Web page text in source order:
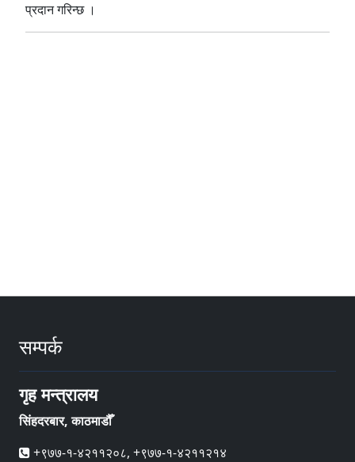
प्रदान गरिन्छ ।
सम्पर्क
गृह मन्त्रालय
सिंहदरबार, काठमाडौँ
+९७७-१-४२११२०८, +९७७-१-४२११२१४